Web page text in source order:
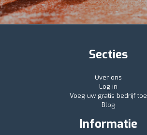
Secties
Over ons
Log in
Voeg uw gratis bedrijf toe
Blog
Informatie